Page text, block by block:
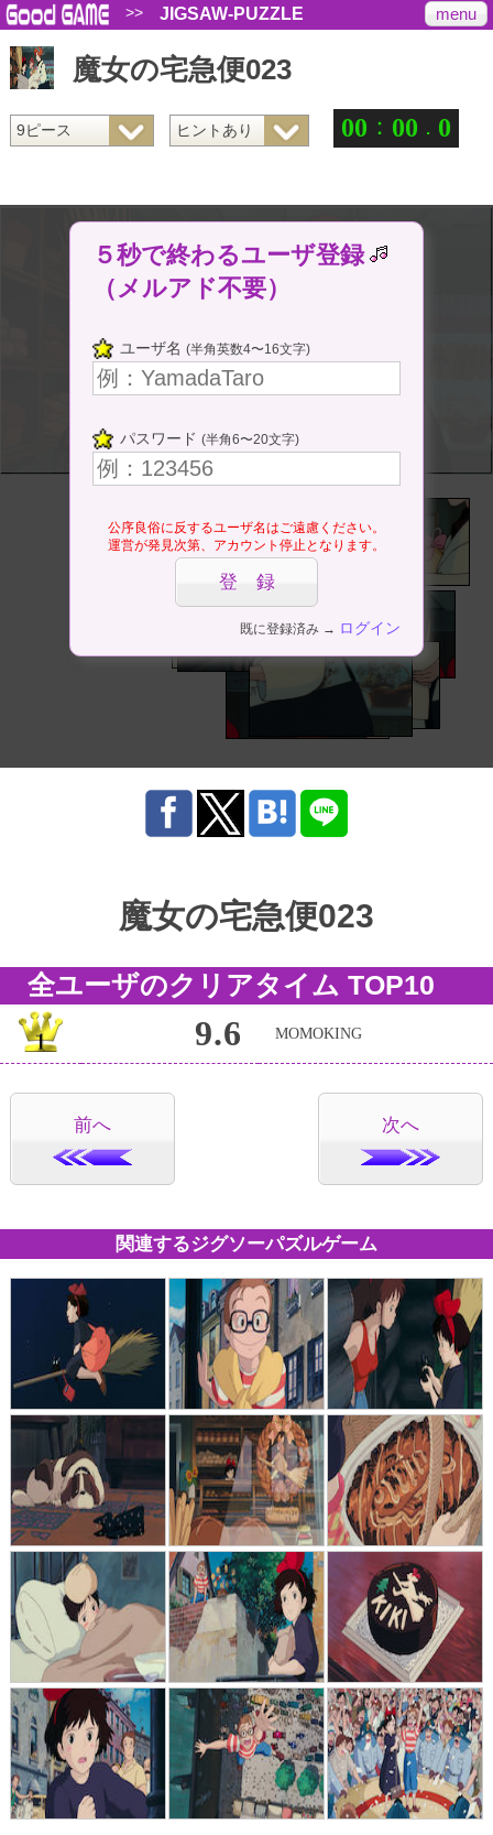
>> JIGSAW-PUZZLE menu
魔女の宅急便023
00 ： 00 . 0
５秒で終わるユーザ登録
（メルアド不要）
ユーザ名 (半角英数4〜16文字)
パスワード (半角6〜20文字)
公序良俗に反するユーザ名はご遠慮ください。
運営が発見次第、アカウント停止となります。
既に登録済み → ログイン
魔女の宅急便023
全ユーザのクリアタイム TOP10
9.6 MOMOKING
前へ 次へ
関連するジグソーパズルゲーム